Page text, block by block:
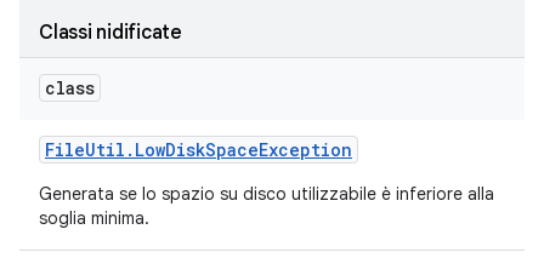
Classi nidificate
class
FileUtil . LowDiskSpaceException
Generata se lo spazio su disco utilizzabile è inferiore alla
soglia minima.